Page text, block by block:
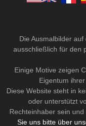
Die Ausmalbilder
ausschließlich für den
Einige Motive zeigen
Eigentum
Diese Website steht in
oder unterstützt
Rechteinhaber sein
Sie uns bitte über